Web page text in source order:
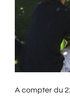
A compter du